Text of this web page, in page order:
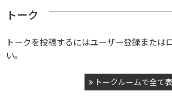
トーク
トークを投稿するにはユーザー登録または
い。
トークルームで全て